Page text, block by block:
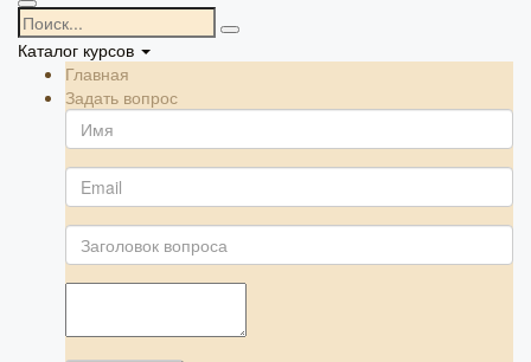
Каталог курсов
Главная
Задать вопрос